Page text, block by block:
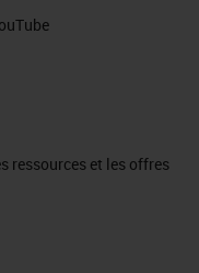
ressources et les offres